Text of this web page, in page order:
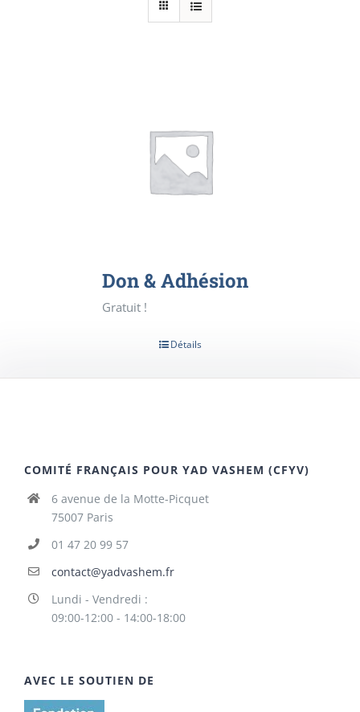
Don & Adhésion
Gratuit !
Détails
COMITÉ FRANÇAIS POUR YAD VASHEM (CFYV)
6 avenue de la Motte-Picquet
75007 Paris
01 47 20 99 57
contact@yadvashem.fr
Lundi - Vendredi :
09:00-12:00 - 14:00-18:00
AVEC LE SOUTIEN DE